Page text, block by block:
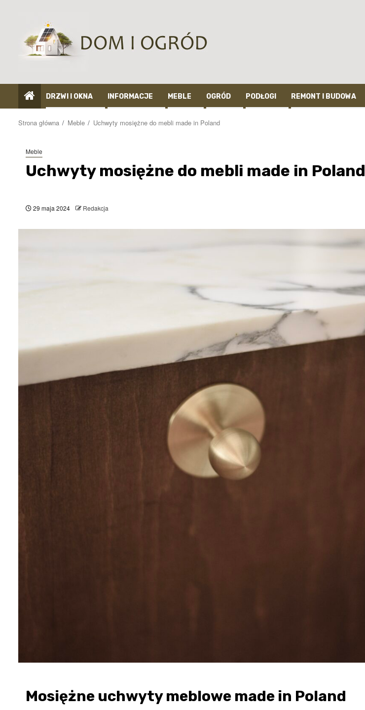
DRZWI I OKNA INFORMACJE MEBLE OGRÓD PODŁOGI REMONT I BUDOWA
Strona główna Meble Uchwyty mosiężne do mebli made in Poland
Meble
Uchwyty mosiężne do mebli made in Poland
29 maja 2024 Redakcja
Mosiężne uchwyty meblowe made in Poland